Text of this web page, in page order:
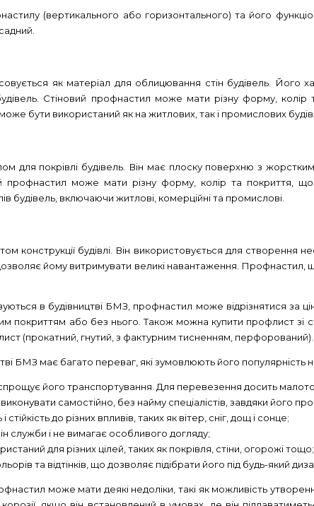
(вертикального або горизонтального) та його
як матеріал для облицювання стін будівель. Його
Стіновий профнастил може мати різну форму,
бути використаний як на житлових, так і промислових
для покрівлі будівель. Він має плоску поверхню з
профнастил може мати різну форму, колір та покриття,
будівель, включаючи житлові, комерційні та промислові.
конструкції будівлі. Він використовується для створення
дозволяє йому витримувати великі навантаження.
в будівництві БМЗ, профнастил може відрізнятися за
покриттям або без нього. Також можна купити профлист зі
(прокатний, гнутий, з фактурним тисненням, перфорований).
БМЗ має багато переваг, які зумовлюють його популярність
його транспортування. Для перевезення досить
самостійно, без найму спеціалістів, завдяки його
до різних впливів, таких як вітер, сніг, дощ і сонце;
служби і не вимагає особливого догляду;
для різних цілей, таких як покрівля, стіни, огорожі тощо;
та відтінків, що дозволяє підібрати його під будь-який
може мати деякі недоліки, такі як можливість